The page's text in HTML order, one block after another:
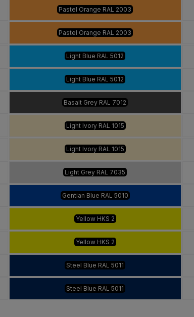
Pastel Orange RAL 2003
Pastel Orange RAL 2003
Light Blue RAL 5012
Light Blue RAL 5012
Basalt Grey RAL 7012
Light Ivory RAL 1015
Light Ivory RAL 1015
Light Grey RAL 7035
Gentian Blue RAL 5010
Yellow HKS 2
Yellow HKS 2
Steel Blue RAL 5011
Steel Blue RAL 5011